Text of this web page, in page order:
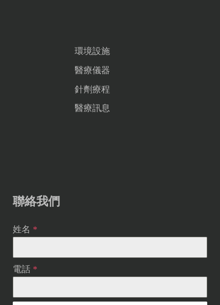
環境設施
醫療儀器
針劑療程
醫療訊息
聯絡我們
姓名 *
電話 *